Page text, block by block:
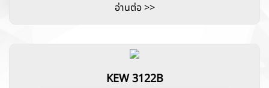
อ่านต่อ >>
KEW 3122B